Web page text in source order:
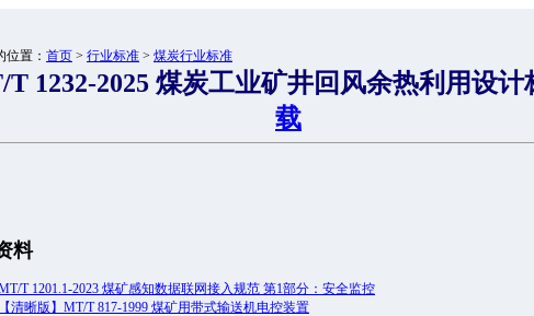
位置： 首页 > 行业标准 > 煤炭行业标准
1232-2025 煤炭工业矿井回风余热利用设计
载
料
T 1201.1-2023 煤矿感知数据联网接入规范 第1部分：安全监控
【清晰版】MT/T 817-1999 煤矿用带式输送机电控装置